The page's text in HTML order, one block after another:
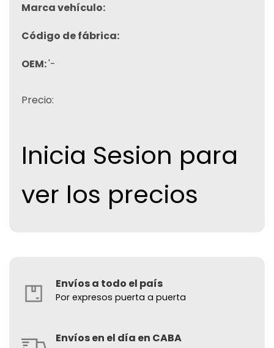
Marca vehículo:
Código de fábrica:
OEM:'-
Precio:
Inicia Sesion para
ver los precios
Envíos a todo el país
Por expresos puerta a puerta
Envíos en el día en CABA